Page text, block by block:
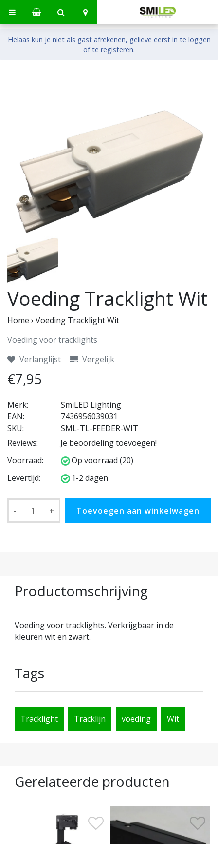
Helaas kun je niet als gast afrekenen, gelieve eerst in te loggen
of te registeren.
Voeding Tracklight Wit
Home › Voeding Tracklight Wit
Voeding voor tracklights
Verlanglijst
Vergelijk
€7,95
Merk:
SmiLED Lighting
EAN:
7436956039031
SKU:
SML-TL-FEEDER-WIT
Reviews:
Je beoordeling toevoegen!
Voorraad:
Op voorraad (20)
Levertijd:
1-2 dagen
- + Toevoegen aan winkelwagen
Productomschrijving
Voeding voor tracklights. Verkrijgbaar in de
kleuren wit en zwart.
Tags
Tracklight Tracklijn voeding Wit
Gerelateerde producten